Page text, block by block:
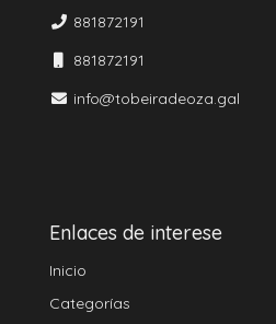
881872191
881872191
info@tobeiradeoza.gal
Enlaces de interese
Inicio
Categorías